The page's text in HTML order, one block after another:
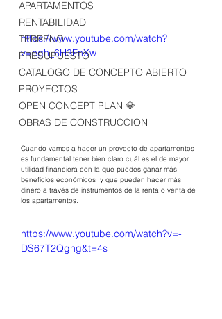
APARTAMENTOS
RENTABILIDAD
TERRENO
PRESUPUESTO
CATALOGO DE CONCEPTO ABIERTO
PROYECTOS
OPEN CONCEPT PLAN 💎
OBRAS DE CONSTRUCCION
https://www.youtube.com/watch?
v=egh_6H3FnXw
Cuando vamos a hacer un proyecto de apartamentos
es fundamental tener bien claro cuál es el de mayor
utilidad financiera con la que puedes ganar más
beneficios económicos  y que pueden hacer más
dinero a través de instrumentos de la renta o venta de
los apartamentos.
https://www.youtube.com/watch?v=-
DS67T2Qgng&t=4s